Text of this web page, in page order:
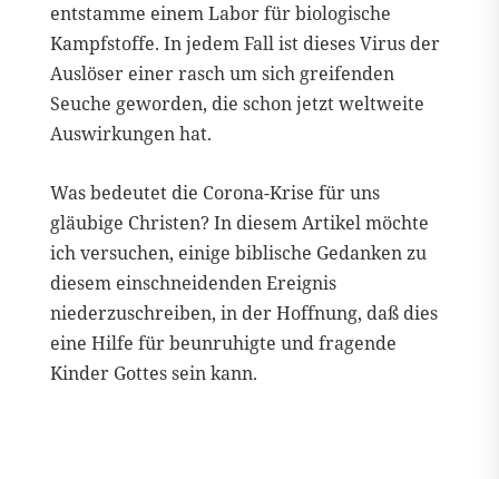
entstamme einem Labor für biologische
Kampfstoffe. In jedem Fall ist dieses Virus der
Auslöser einer rasch um sich greifenden
Seuche geworden, die schon jetzt weltweite
Auswirkungen hat.
Was bedeutet die Corona-Krise für uns
gläubige Christen? In diesem Artikel möchte
ich versuchen, einige biblische Gedanken zu
diesem einschneidenden Ereignis
niederzuschreiben, in der Hoffnung, daß dies
eine Hilfe für beunruhigte und fragende
Kinder Gottes sein kann.